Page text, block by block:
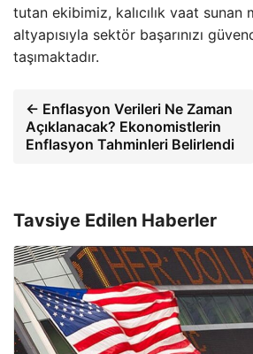
tutan ekibimiz, kalıcılık vaat sunan
altyapısıyla sektör başarınızı
taşımaktadır.
← Enflasyon Verileri Ne Zaman
Açıklanacak? Ekonomistlerin
Enflasyon Tahminleri Belirlendi
Tavsiye Edilen Haberler